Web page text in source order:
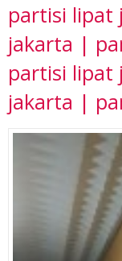
partisi
jakarta |
partisi
jakarta |